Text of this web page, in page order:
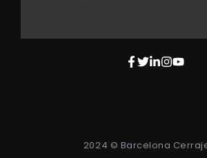
2024 © Barcelona